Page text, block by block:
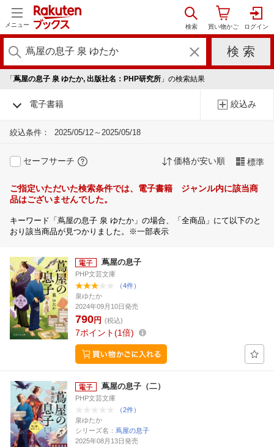
メニュー
「 蔦屋の息子 泉 ゆたか, 出版社名：PHP研究所 」の検索結果
電子書籍 絞込み
絞込条件： 2025/05/12～2025/05/18
セーフサーチ 価格が安い順 標準
ご指定いただいた検索条件では、電子書籍 ジャンル内に該当商
品はございませんでした。
キーワード「蔦屋の息子 泉 ゆたか」の場合、「全商品」にて以下のと
おり該当商品が見つかりました。※一部表示
蔦屋の息子
PHP文芸文庫
（4件）
泉ゆたか
2024年09月10日発売
790円 (税込)
7ポイント 1倍
蔦屋の息子（二）
PHP文芸文庫
（2件）
泉ゆたか
シリーズ名： 蔦屋の息子
2025年08月13日発売